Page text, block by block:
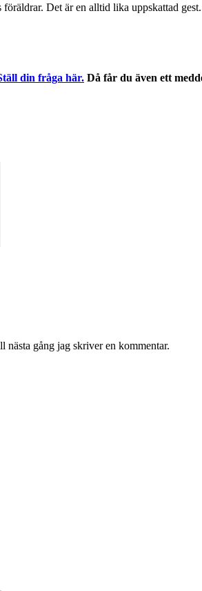
Det är en alltid lika uppskattad gest.
din fråga här. Då får du även ett
nästa gång jag skriver en kommentar.